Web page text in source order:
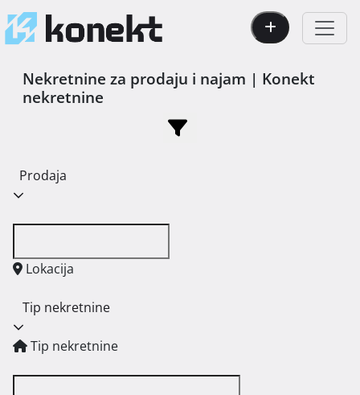
Nekretnine za prodaju i najam | Konekt
nekretnine
Prodaja
Lokacija
Tip nekretnine
Tip nekretnine